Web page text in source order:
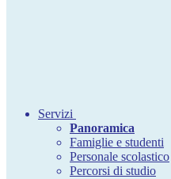
Servizi
Panoramica
Famiglie e studenti
Personale scolastico
Percorsi di studio